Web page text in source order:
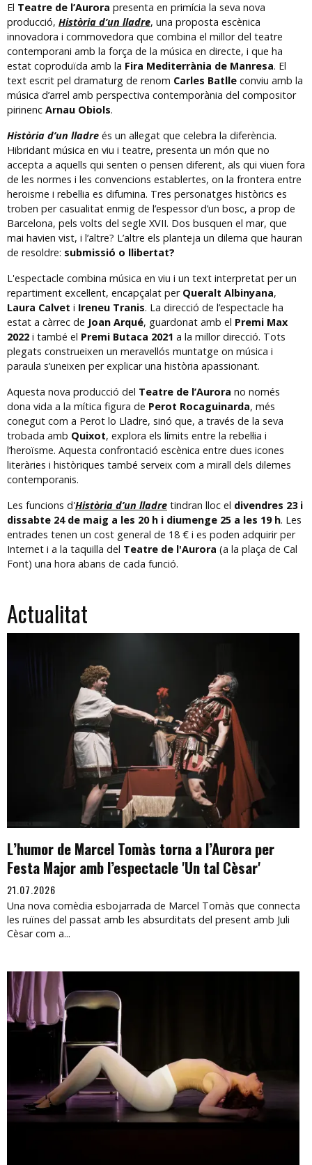
El Teatre de l’Aurora presenta en primícia la seva nova
producció, Història d’un lladre, una proposta escènica
innovadora i commovedora que combina el millor del teatre
contemporani amb la força de la música en directe, i que ha
estat coproduïda amb la Fira Mediterrània de Manresa. El
text escrit pel dramaturg de renom Carles Batlle conviu amb la
música d’arrel amb perspectiva contemporània del compositor
pirinenc Arnau Obiols.
Història d’un lladre és un al·legat que celebra la diferència.
Hibridant música en viu i teatre, presenta un món que no
accepta a aquells qui senten o pensen diferent, als qui viuen fora
de les normes i les convencions establertes, on la frontera entre
heroisme i rebel·lia es difumina. Tres personatges històrics es
troben per casualitat enmig de l’espessor d’un bosc, a prop de
Barcelona, pels volts del segle XVII. Dos busquen el mar, que
mai havien vist, i l’altre? L’altre els planteja un dilema que hauran
de resoldre: submissió o llibertat?
L'espectacle combina música en viu i un text interpretat per un
repartiment excel·lent, encapçalat per Queralt Albinyana,
Laura Calvet i Ireneu Tranis. La direcció de l’espectacle ha
estat a càrrec de Joan Arqué, guardonat amb el Premi Max
2022 i també el Premi Butaca 2021 a la millor direcció. Tots
plegats construeixen un meravellós muntatge on música i
paraula s’uneixen per explicar una història apassionant.
Aquesta nova producció del Teatre de l’Aurora no només
dona vida a la mítica figura de Perot Rocaguinarda, més
conegut com a Perot lo Lladre, sinó que, a través de la seva
trobada amb Quixot, explora els límits entre la rebel·lia i
l’heroïsme. Aquesta confrontació escènica entre dues icones
literàries i històriques també serveix com a mirall dels dilemes
contemporanis.
Les funcions d'Història d’un lladre tindran lloc el divendres 23 i
dissabte 24 de maig a les 20 h i diumenge 25 a les 19 h. Les
entrades tenen un cost general de 18 € i es poden adquirir per
Internet i a la taquilla del Teatre de l'Aurora (a la plaça de Cal
Font) una hora abans de cada funció.
Actualitat
L’humor de Marcel Tomàs torna a l’Aurora per
Festa Major amb l’espectacle 'Un tal Cèsar'
21.07.2026
Una nova comèdia esbojarrada de Marcel Tomàs que connecta
les ruïnes del passat amb les absurditats del present amb Juli
Cèsar com a...